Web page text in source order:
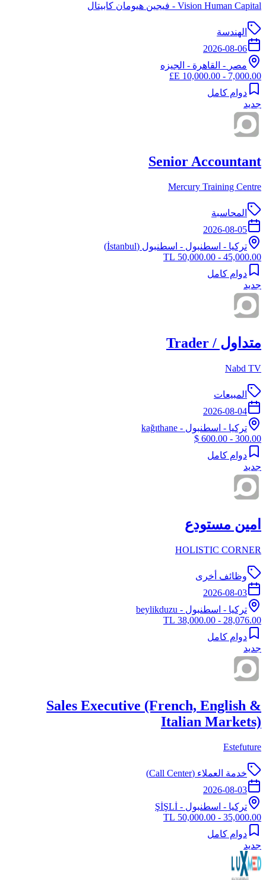
Vision Human Capital - فيجين هيومان كابيتال
الهندسة
2026-08-06
مصر - القاهرة - الجيزه
7,000.00 - 10,000.00 E£
دوام كامل
جديد
Senior Accountant
Mercury Training Centre
المحاسبة
2026-08-05
تركيا - اسطنبول - اسطنبول (İstanbul)
45,000.00 - 50,000.00 TL
دوام كامل
جديد
متداول / Trader
Nabd TV
المبيعات
2026-08-04
تركيا - اسطنبول - kağıthane
300.00 - 600.00 $
دوام كامل
جديد
امين مستودع
HOLISTIC CORNER
وظائف أخرى
2026-08-03
تركيا - اسطنبول - beylikduzu
28,076.00 - 38,000.00 TL
دوام كامل
جديد
Sales Executive (French, English &
Italian Markets)
Estefuture
خدمة العملاء (Call Center)
2026-08-03
تركيا - اسطنبول - ŞİŞLİ
35,000.00 - 50,000.00 TL
دوام كامل
جديد